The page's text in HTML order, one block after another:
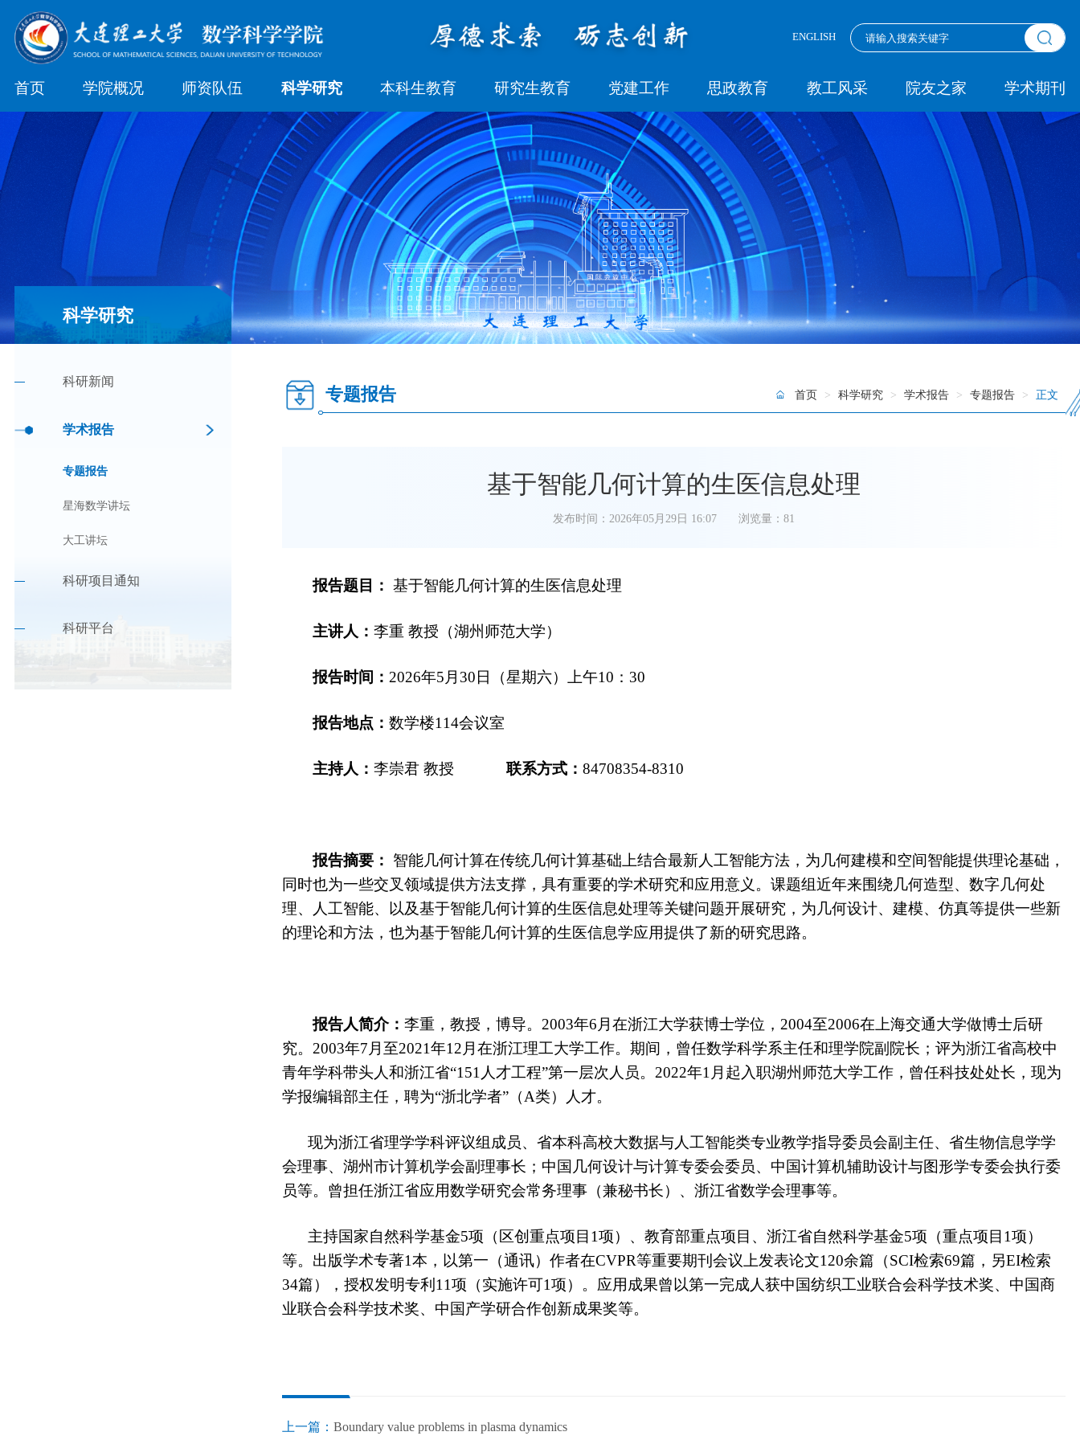
ENGLISH
首页 学院概况 师资队伍 科学研究 本科生教育 研究生教育 党建工作 思政教育 教工风采 院友之家 学术期刊
科学研究
科研新闻
学术报告
专题报告
星海数学讲坛
大工讲坛
科研项目通知
科研平台
专题报告 首页 > 科学研究 > 学术报告 > 专题报告 > 正文
基于智能几何计算的生医信息处理
发布时间：2026年05月29日 16:07 浏览量： 81
报告题目： 基于智能几何计算的生医信息处理
主讲人： 李重 教授（湖州师范大学）
报告时间： 2026年5 月 30 日（星期六） 上午10 ： 30
报告地点： 数学楼114会议室
主持人： 李崇君 教授 联系方式： 84708354-8310
报告摘要：
智能几何计算在传统几何计算基础上结合最新人工智能方法，为几何建模和空间智能提供理论基础，
同时也为一些交叉领域提供方法支撑，具有重要的学术研究和应用意义。课题组近年来围绕几何造型、数字几何处
理、人工智能、以及基于智能几何计算的生医信息处理等关键问题开展研究，为几何设计、建模、仿真等提供一些新
的理论和方法，也为基于智能几何计算的生医信息学应用提供了新的研究思路。
报告人简介： 李重，教授，博导。 2003年6月在浙江大学获博士学位， 2004至2006在 上海交通大学做博士后研
究。 2003年7月至2021年1 2 月 在浙江理工大学工作。期间，曾任数学科学系主任和理学院副院长 ； 评为浙江省高校中
青年学科带头人和浙江省“151人才工程”第一层次人员。 2022年1月起入职湖州师范大学工作，曾任科技处处长，现为
学报编辑部主任，聘为“浙北学者”（A类）人才。
现为浙江省理学学科评议组成员、 省本科高校大数据与人工智能类专业教学指导委员会副主任、省生物信息学学
会理事、 湖州市计算机学会副理事长 ； 中国几何设计与计算专委会委员、中国计算机辅助设计与图形学专委会执行委
员等。曾担任浙江省应用数学研究会常务理事（兼秘书长） 、 浙江省数学会理事等。
主持国家自然科学基金5项 （区创重点项目 1项）、教育部重点项目、浙江省自然科学基金5项（重点项目 1项）
等。 出版学术专著1本，以第一（通讯）作者在CVPR等重要期刊会议上发表论文1 20余篇（SCI检索69篇，另EI检索
34篇），授权发明专利 11项（实施许可1项）。 应用 成果曾以第一完成人获中国纺织工业联合会科学技术奖、中国商
业联合会科学技术奖、 中国产学研合作创新成果奖等。
上一篇： Boundary value problems in plasma dynamics